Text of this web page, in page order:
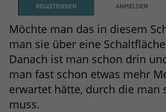
Möchte man das in diesem
man sie über eine
Danach ist man schon drin
man fast schon etwas mehr
erwartet hätte, durch die man
muss.